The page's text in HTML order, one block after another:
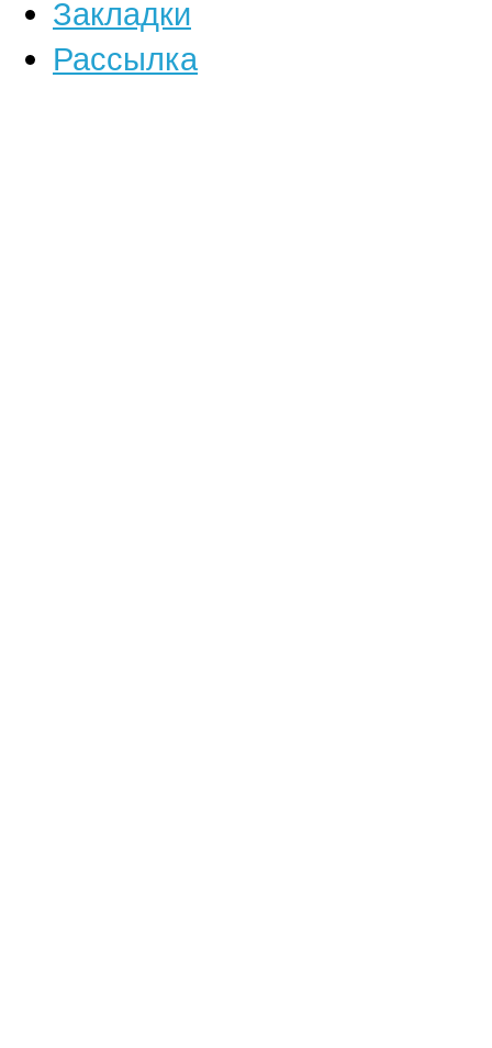
Закладки
Рассылка